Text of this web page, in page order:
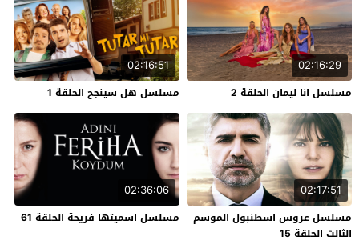
02:16:29
مسلسل انا ليمان الحلقة 2
02:16:51
مسلسل هل سينجح الحلقة 1
02:17:51
مسلسل عروس اسطنبول الموسم
الثالث الحلقة 15
02:36:06
مسلسل اسميتها فريحة الحلقة 61